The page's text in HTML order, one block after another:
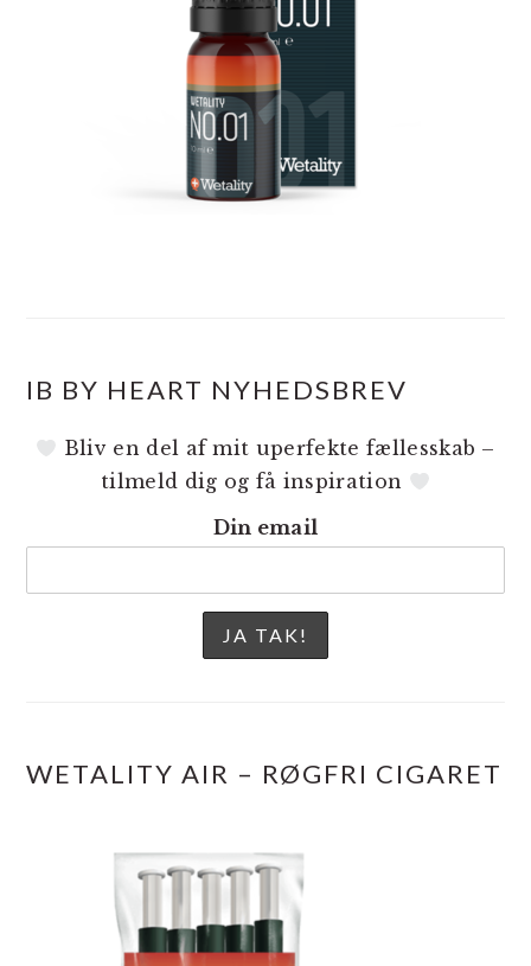
IB BY HEART NYHEDSBREV
Bliv en del af mit uperfekte fællesskab –
tilmeld dig og få inspiration
Din email
WETALITY AIR – RØGFRI CIGARET